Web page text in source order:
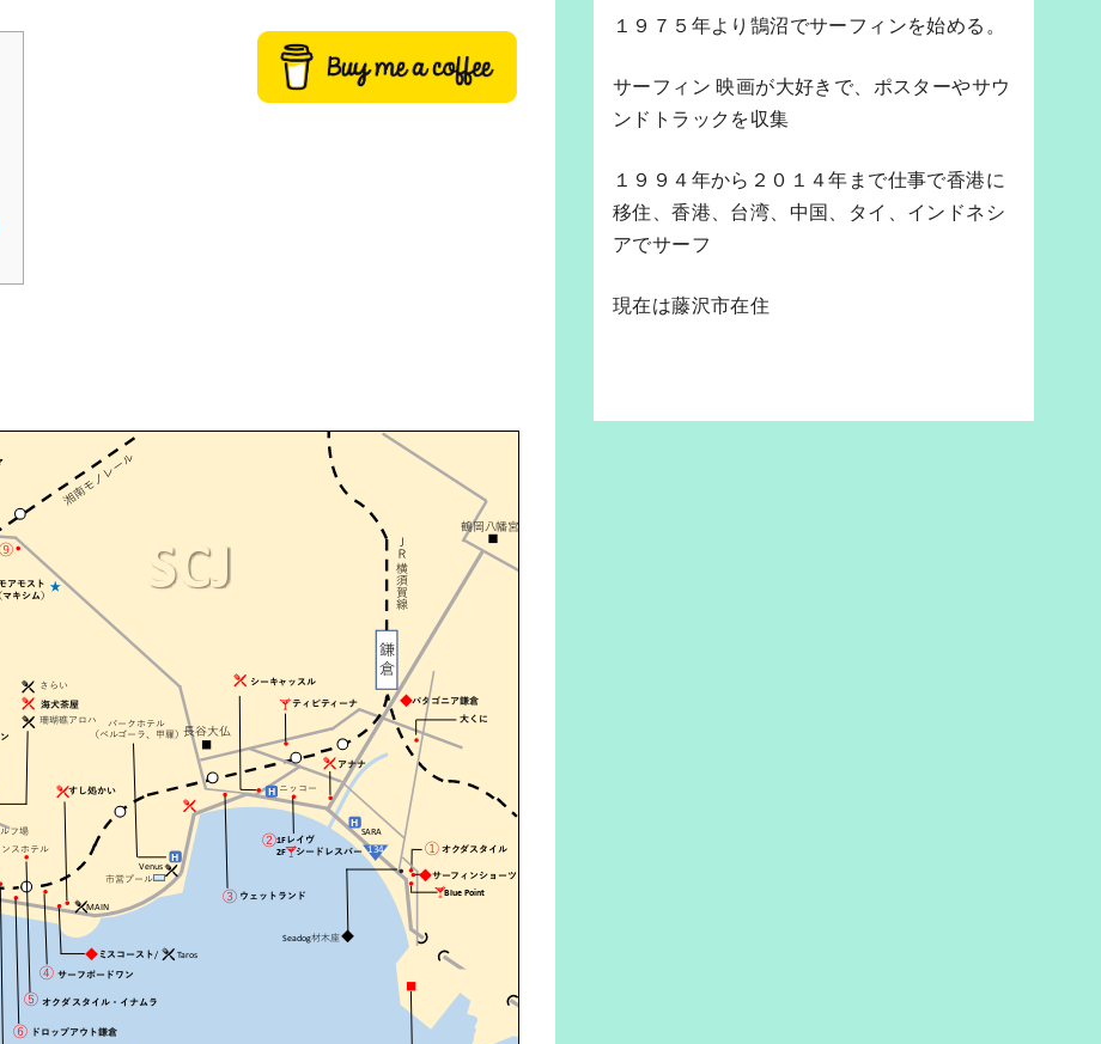
１９７５年より鵠沼でサーフィンを始める。
サーフィン 映画が大好きで、ポスターやサウ
ンドトラックを収集
１９９４年から２０１４年まで仕事で香港に
移住、香港、台湾、中国、タイ、インドネシ
アでサーフ
現在は藤沢市在住